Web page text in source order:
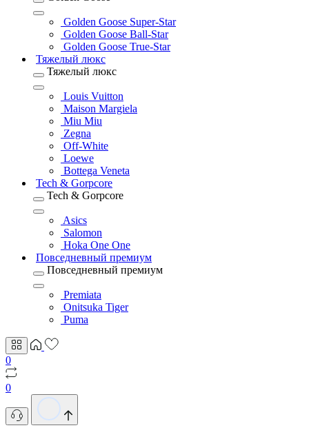
Golden Goose Super-Star
Golden Goose Ball-Star
Golden Goose True-Star
Тяжелый люкс
Тяжелый люкс
Louis Vuitton
Maison Margiela
Miu Miu
Zegna
Off-White
Loewe
Bottega Veneta
Tech & Gorpcore
Tech & Gorpcore
Asics
Salomon
Hoka One One
Повседневный премиум
Повседневный премиум
Premiata
Onitsuka Tiger
Puma
0
0